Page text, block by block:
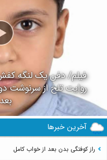
روایت تلخ از سرنوشت
آخرین خبرها
راز کوفتگی بدن بعد از خواب کامل